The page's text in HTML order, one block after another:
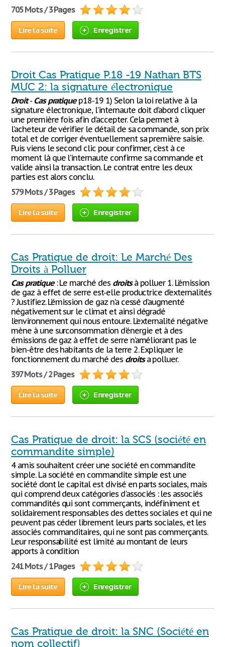
705 Mots / 3 Pages
Lire la suite Enregistrer
Droit Cas Pratique P.18 -19 Nathan BTS
MUC 2: la signature électronique
Droit- Cas pratiquep18-19 1) Selon la loi relative à la
signature électronique, l’internaute doit d’abord cliquer
une première fois afin d’accepter. Cela permet à
l’acheteur de vérifier le détail de sa commande, son prix
total et de corriger éventuellement sa première saisie.
Puis viens le second clic pour confirmer, c’est à ce
moment là que l’internaute confirme sa commande et
valide ainsi la transaction. Le contrat entre les deux
parties est alors conclu.
579 Mots / 3 Pages
Lire la suite Enregistrer
Cas Pratique de droit: Le Marché Des
Droits à Polluer
Cas pratique: Le marché des droitsà polluer 1. L’émission
de gaz à effet de serre est-elle productrice d’externalités
? Justifiez. L’émission de gaz n’a cessé d’augmenté
négativement sur le climat et ainsi dégradé
l’environnement qui nous entoure. L’externalité négative
mène à une surconsommation d'énergie et à des
émissions de gaz à effet de serre n’améliorant pas le
bien-être des habitants de la terre 2. Expliquer le
fonctionnement du marché des droitsa polluer.
397 Mots / 2 Pages
Lire la suite Enregistrer
Cas Pratique de droit: la SCS (société en
commandite simple)
4 amis souhaitent créer une société en commandite
simple. La société en commandite simple est une
société dont le capital est divisé en parts sociales, mais
qui comprend deux catégories d'associés : les associés
commandités qui sont commerçants, indéfiniment et
solidairement responsables des dettes sociales et qui ne
peuvent pas céder librement leurs parts sociales, et les
associés commanditaires, qui ne sont pas commerçants.
Leur responsabilité est limité au montant de leurs
apports à condition
241 Mots / 1 Pages
Lire la suite Enregistrer
Cas Pratique de droit: la SNC (Société en
nom collectif)